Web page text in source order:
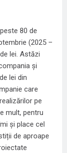
80 de
(2025 –
lei. Astăzi
și
lei din
care
pe
mult, pentru
și place cel
de aproape